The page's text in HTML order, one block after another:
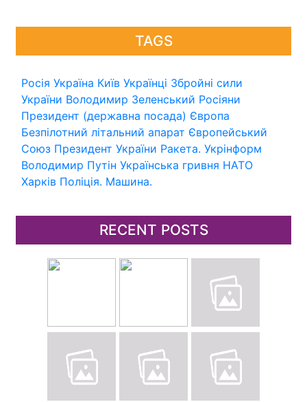
TAGS
Росія Україна Київ Українці Збройні сили
України Володимир Зеленський Росіяни
Президент (державна посада) Європа
Безпілотний літальний апарат Європейський
Союз Президент України Ракета. Укрінформ
Володимир Путін Українська гривня НАТО
Харків Поліція. Машина.
RECENT POSTS